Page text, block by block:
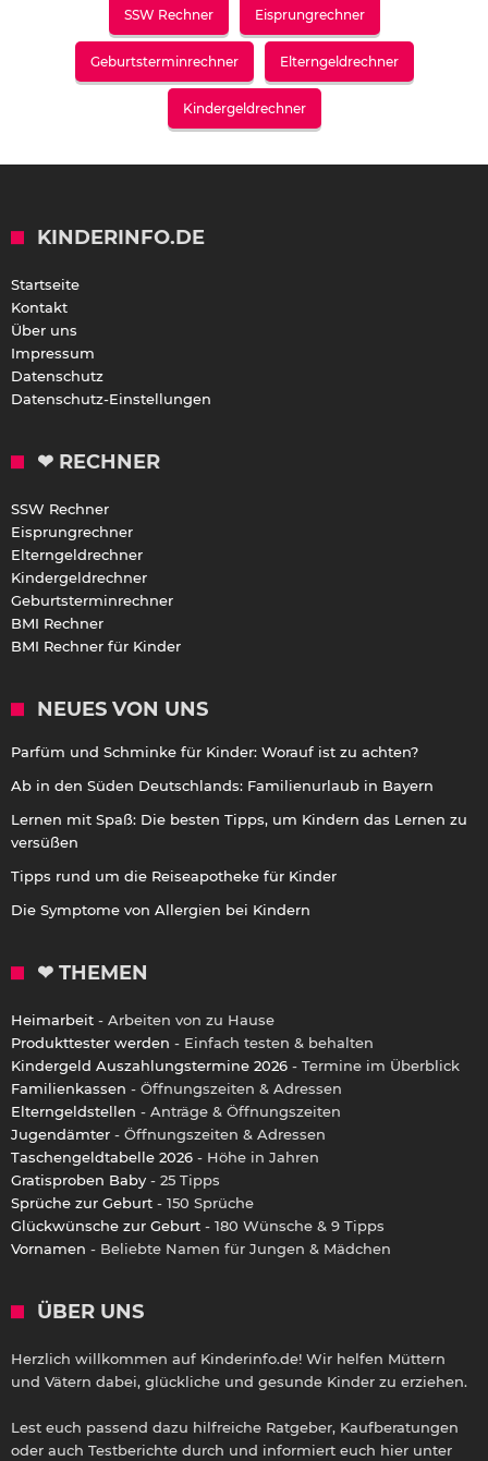
SSW Rechner Eisprungrechner
Geburtsterminrechner Elterngeldrechner
Kindergeldrechner
KINDERINFO.DE
Startseite
Kontakt
Über uns
Impressum
Datenschutz
Datenschutz-Einstellungen
❤ RECHNER
SSW Rechner
Eisprungrechner
Elterngeldrechner
Kindergeldrechner
Geburtsterminrechner
BMI Rechner
BMI Rechner für Kinder
NEUES VON UNS
Parfüm und Schminke für Kinder: Worauf ist zu achten?
Ab in den Süden Deutschlands: Familienurlaub in Bayern
Lernen mit Spaß: Die besten Tipps, um Kindern das Lernen zu
versüßen
Tipps rund um die Reiseapotheke für Kinder
Die Symptome von Allergien bei Kindern
❤ THEMEN
Heimarbeit - Arbeiten von zu Hause
Produkttester werden - Einfach testen & behalten
Kindergeld Auszahlungstermine 2026 - Termine im Überblick
Familienkassen - Öffnungszeiten & Adressen
Elterngeldstellen - Anträge & Öffnungszeiten
Jugendämter - Öffnungszeiten & Adressen
Taschengeldtabelle 2026 - Höhe in Jahren
Gratisproben Baby - 25 Tipps
Sprüche zur Geburt - 150 Sprüche
Glückwünsche zur Geburt - 180 Wünsche & 9 Tipps
Vornamen - Beliebte Namen für Jungen & Mädchen
ÜBER UNS
Herzlich willkommen auf Kinderinfo.de! Wir helfen Müttern
und Vätern dabei, glückliche und gesunde Kinder zu erziehen.
Lest euch passend dazu hilfreiche Ratgeber, Kaufberatungen
oder auch Testberichte durch und informiert euch hier unter